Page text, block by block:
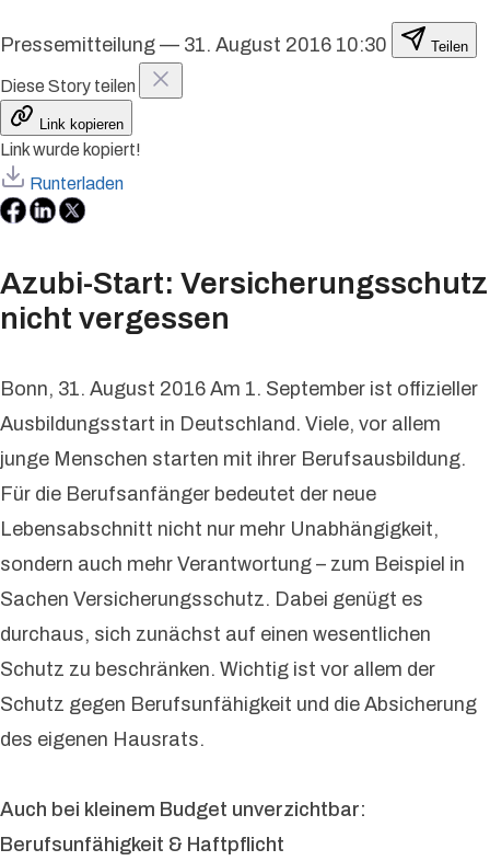
Pressemitteilung — 31. August 2016 10:30 Teilen
Diese Story teilen
Link kopieren
Link wurde kopiert!
Runterladen
Azubi-Start: Versicherungsschutz
nicht vergessen
Bonn, 31. August 2016 Am 1. September ist offizieller
Ausbildungsstart in Deutschland. Viele, vor allem
junge Menschen starten mit ihrer Berufsausbildung.
Für die Berufsanfänger bedeutet der neue
Lebensabschnitt nicht nur mehr Unabhängigkeit,
sondern auch mehr Verantwortung – zum Beispiel in
Sachen Versicherungsschutz. Dabei genügt es
durchaus, sich zunächst auf einen wesentlichen
Schutz zu beschränken. Wichtig ist vor allem der
Schutz gegen Berufsunfähigkeit und die Absicherung
des eigenen Hausrats.
Auch bei kleinem Budget unverzichtbar:
Berufsunfähigkeit & Haftpflicht